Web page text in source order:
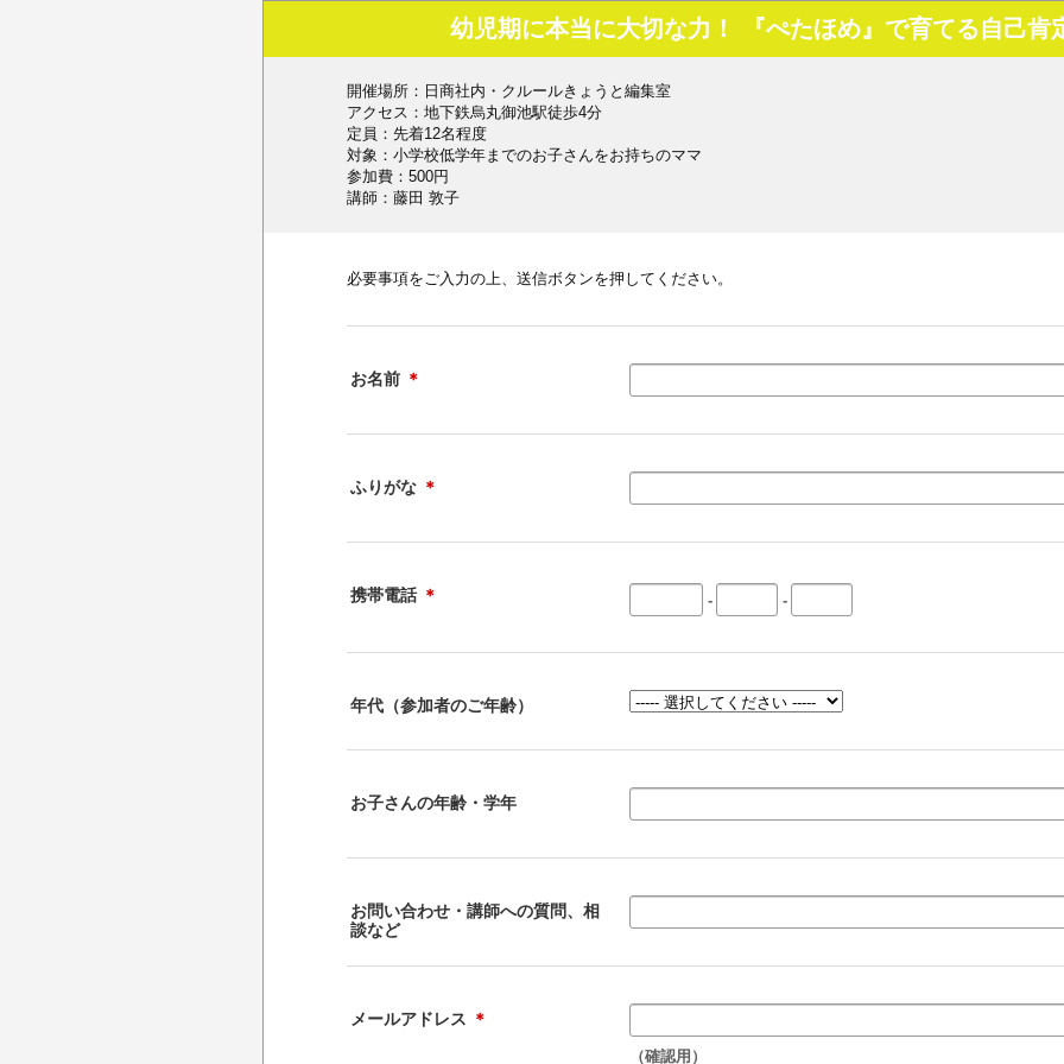
幼児期に本当に大切な力！ 『ぺたほめ』で育てる自己肯
開催場所：日商社内・クルールきょうと編集室
アクセス：地下鉄烏丸御池駅徒歩4分
定員：先着12名程度
対象：小学校低学年までのお子さんをお持ちのママ
参加費：500円
講師：藤田 敦子
必要事項をご入力の上、送信ボタンを押してください。
お名前 ＊
ふりがな ＊
携帯電話 ＊ - -
年代（参加者のご年齢）
お子さんの年齢・学年
お問い合わせ・講師への質問、相
談など
メールアドレス ＊
（確認用）